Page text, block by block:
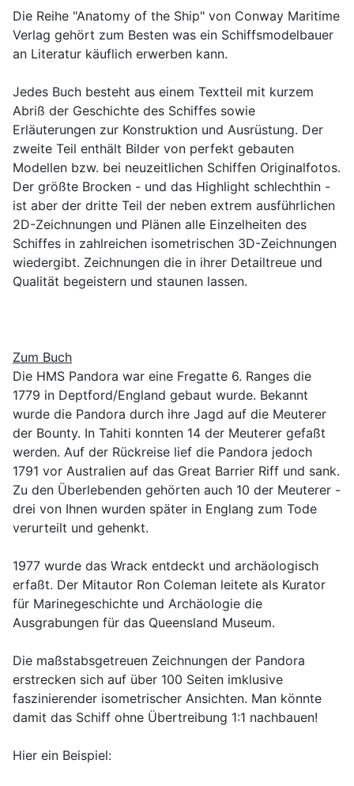
Die Reihe "Anatomy of the Ship" von Conway Maritime
Verlag gehört zum Besten was ein Schiffsmodelbauer
an Literatur käuflich erwerben kann.
Jedes Buch besteht aus einem Textteil mit kurzem
Abriß der Geschichte des Schiffes sowie
Erläuterungen zur Konstruktion und Ausrüstung. Der
zweite Teil enthält Bilder von perfekt gebauten
Modellen bzw. bei neuzeitlichen Schiffen Originalfotos.
Der größte Brocken - und das Highlight schlechthin -
ist aber der dritte Teil der neben extrem ausführlichen
2D-Zeichnungen und Plänen alle Einzelheiten des
Schiffes in zahlreichen isometrischen 3D-Zeichnungen
wiedergibt. Zeichnungen die in ihrer Detailtreue und
Qualität begeistern und staunen lassen.
Zum Buch
Die HMS Pandora war eine Fregatte 6. Ranges die
1779 in Deptford/England gebaut wurde. Bekannt
wurde die Pandora durch ihre Jagd auf die Meuterer
der Bounty. In Tahiti konnten 14 der Meuterer gefaßt
werden. Auf der Rückreise lief die Pandora jedoch
1791 vor Australien auf das Great Barrier Riff und sank.
Zu den Überlebenden gehörten auch 10 der Meuterer -
drei von Ihnen wurden später in Englang zum Tode
verurteilt und gehenkt.
1977 wurde das Wrack entdeckt und archäologisch
erfaßt. Der Mitautor Ron Coleman leitete als Kurator
für Marinegeschichte und Archäologie die
Ausgrabungen für das Queensland Museum.
Die maßstabsgetreuen Zeichnungen der Pandora
erstrecken sich auf über 100 Seiten imklusive
faszinierender isometrischer Ansichten. Man könnte
damit das Schiff ohne Übertreibung 1:1 nachbauen!
Hier ein Beispiel: